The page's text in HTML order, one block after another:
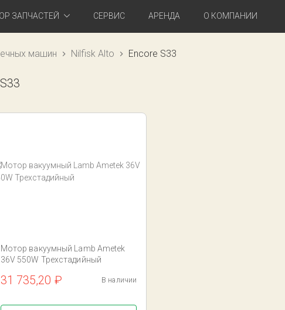
ЗАПЧАСТЕЙ СЕРВИС АРЕНДА О КОМПАНИИ
машин Nilfisk Alto Encore S33
Мотор вакуумный Lamb Ametek
36V 550W Трехстадийный
31 735,20 ₽ В наличии